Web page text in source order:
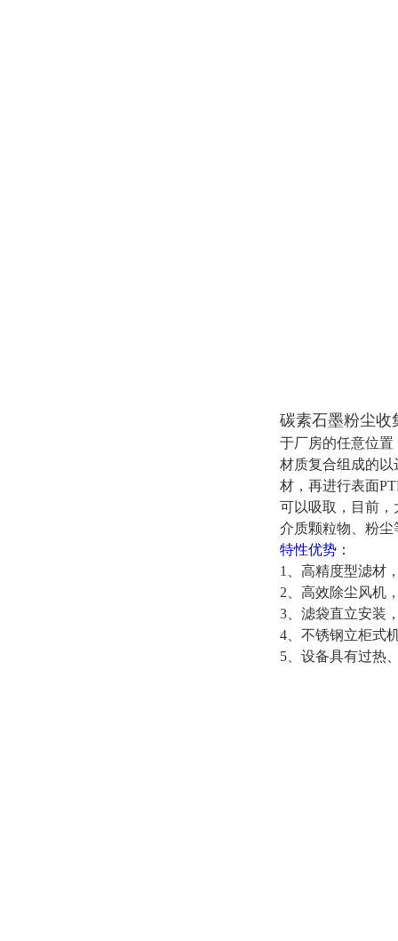
碳素石墨粉尘收
于厂房的任意位
材质复合组成的以
材，再进行表面
可以吸取，目前
介质颗粒物、粉尘
特性优势：
1、高精度型滤材
2、高效除尘风机
3、滤袋直立安装
4、不锈钢立柜式
5、设备具有过热